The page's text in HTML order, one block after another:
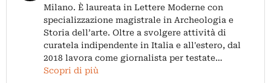
Milano. È laureata in Lettere Moderne con
specializzazione magistrale in Archeologia e
Storia dell’arte. Oltre a svolgere attività di
curatela indipendente in Italia e all'estero, dal
2018 lavora come giornalista per testate…
Scopri di più